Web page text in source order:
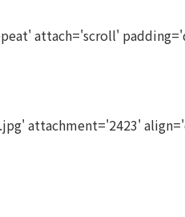
attach='scroll'
attachment='2423'